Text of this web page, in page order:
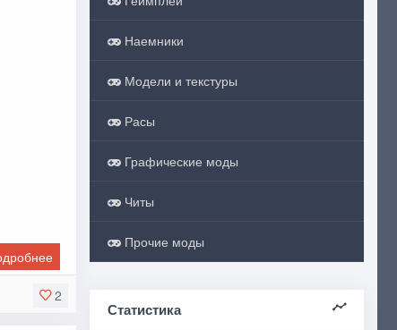
2
Наемники
Модели и текстуры
Расы
Графические моды
Читы
Прочие моды
Статистика